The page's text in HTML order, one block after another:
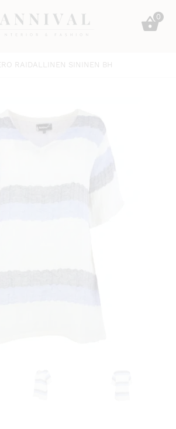
0
RAIDALLINEN SININEN BH